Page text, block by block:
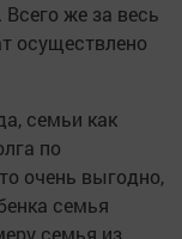
же за весь
осуществлено
семьи как
по
очень выгодно,
семья
семья из